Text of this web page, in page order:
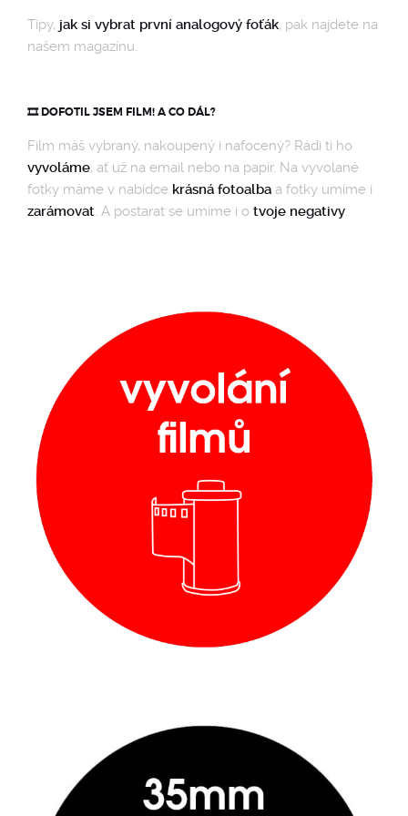
Tipy, jak si vybrat první analogový foťák, pak najdete na
našem magazínu.
🎞️ DOFOTIL JSEM FILM! A CO DÁL?
Film máš vybraný, nakoupený i nafocený? Rádi ti ho
vyvoláme, ať už na email nebo na papír. Na vyvolané
fotky máme v nabídce krásná fotoalba a fotky umíme i
zarámovat . A postarat se umíme i o tvoje negativy